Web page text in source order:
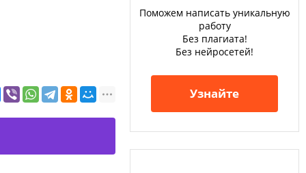
Поможем написать уникальную
работу
Без плагиата!
Без нейросетей!
Узнайте